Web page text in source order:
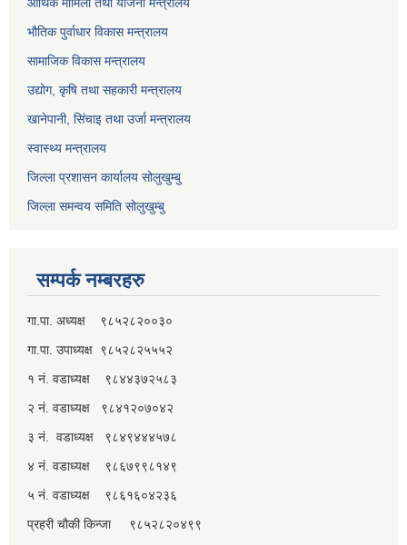
आर्थिक मामिला तथा योजना मन्त्रालय
भौतिक पुर्वाधार विकास मन्त्रालय
सामाजिक विकास मन्त्रालय
उद्योग, कृषि तथा सहकारी मन्त्रालय
खानेपानी, सिंचाइ तथा उर्जा मन्त्रालय
स्वास्थ्य मन्त्रालय
जिल्ला प्रशासन कार्यालय सोलुखुम्बु
जिल्ला समन्वय समिति सोलुखुम्बु
सम्पर्क नम्बरहरु
गा.पा. अध्यक्ष ९८५२८२००३०
गा.पा. उपाध्यक्ष ९८५२८२५५५२
१ नं. वडाध्यक्ष ९८४४३७२५८३
२ नं. वडाध्यक्ष ९८४१२०७०४२
३ नं. वडाध्यक्ष ९८४९४४४५७८
४ नं. वडाध्यक्ष ९८६७९९८१४९
५ नं. वडाध्यक्ष ९८६१६०४२३६
प्रहरी चौकी किन्जा ९८५२८२०४९९